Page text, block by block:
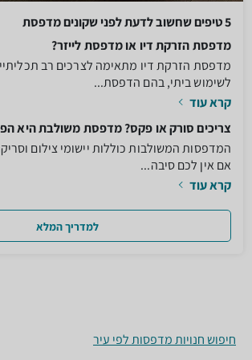
5 טיפים שחשוב לדעת לפני שקונים מדפסת
מדפסת הזרקת דיו או מדפסת לייזר?
מדפסת הזרקת דיו מתאימה לצרכים רב
לשימוש ביתי, בהם הדפסת...
קרא עוד
צריכים סורק או פקס? מדפסת משולבת היא
המדפסות המשולבות כוללות יישומי צילום
אם אין לכם סיבה...
קרא עוד
למדריך המלא
חיפוש חנויות מדפסות לפי עיר